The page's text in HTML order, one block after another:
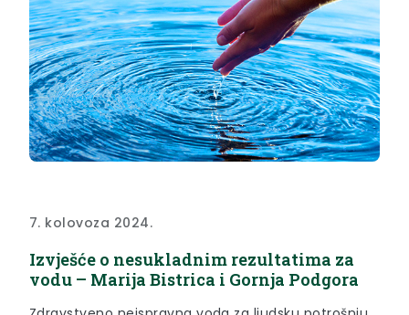
7. kolovoza 2024.
Izvješće o nesukladnim rezultatima za
vodu – Marija Bistrica i Gornja Podgora